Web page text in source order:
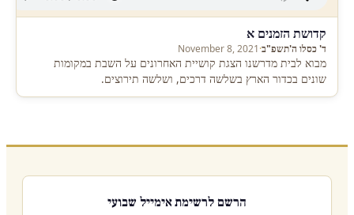
קדושת הזמנים א
ד' כסלו ה'תשפ"ב·
November 8, 2021
מבוא לבית מדרשנו הצגת קושיית האחרונים על השבת במקומות
שונים בכדור הארץ בשלשה דרכים, ושלשה תירוצים.
הרשם לרשימת אימייל שבועי